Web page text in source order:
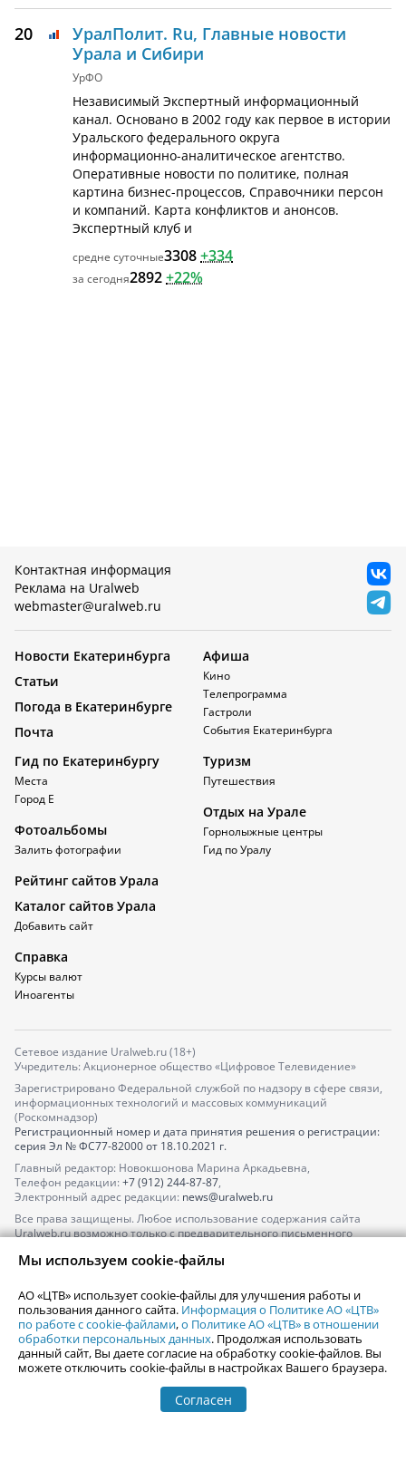
20
УралПолит. Ru, Главные новости
Урала и Сибири
УрФО
Независимый Экспертный информационный
канал. Основано в 2002 году как первое в истории
Уральского федерального округа
информационно-аналитическое агентство.
Оперативные новости по политике, полная
картина бизнес-процессов, Справочники персон
и компаний. Карта конфликтов и анонсов.
Экспертный клуб и
3308+334
2892+22%
Контактная информация
Реклама на Uralweb
webmaster@uralweb.ru
Новости Екатеринбурга
Статьи
Погода в Екатеринбурге
Почта
Афиша
Кино
Телепрограмма
Гастроли
События Екатеринбурга
Гид по Екатеринбургу
Места
Город Е
Фотоальбомы
Залить фотографии
Туризм
Путешествия
Отдых на Урале
Горнолыжные центры
Гид по Уралу
Рейтинг сайтов Урала
Каталог сайтов Урала
Добавить сайт
Справка
Курсы валют
Иноагенты
Сетевое издание Uralweb.ru (18+)
Учредитель: Акционерное общество «Цифровое Телевидение»
Зарегистрировано Федеральной службой по надзору в сфере связи,
информационных технологий и массовых коммуникаций
(Роскомнадзор)
Регистрационный номер и дата принятия решения о регистрации:
серия Эл № ФС77-82000от 18.10.2021 г.
Главный редактор: Новокшонова Марина Аркадьевна,
Телефон редакции: +7 (912) 244-87-87,
Электронный адрес редакции: news@uralweb.ru
Все права защищены. Любое использование содержания сайта
Uralweb.ru возможно только с предварительного письменного
По вопросам размещения рекламы обращайтесь по тел.
По вопросам размещения информации в разделе «Афиша»
afisha@uralweb.ru
Пользовательское соглашение на использование сайта
Политика АО «ЦТВ» в отношении обработки персональных данных
Мы используем cookie-файлы
АО «ЦТВ» использует cookie-файлы для улучшения работы и
пользования данного сайта. Информация о Политике АО «ЦТВ»
по работе с cookie-файлами,о Политике АО «ЦТВ» в отношении
обработки персональных данных. Продолжая использовать
данный сайт, Вы даете согласие на обработку cookie-файлов. Вы
можете отключить cookie-файлы в настройках Вашего браузера.
Согласен